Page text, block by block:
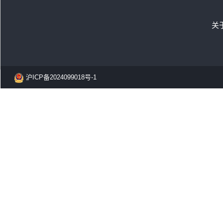
关
沪ICP备2024099018号-1